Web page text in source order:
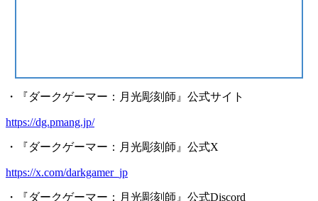
・『ダークゲーマー：月光彫刻師』公式サイト
https://dg.pmang.jp/
・『ダークゲーマー：月光彫刻師』公式X
https://x.com/darkgamer_jp
・『ダークゲーマー：月光彫刻師』公式Discord